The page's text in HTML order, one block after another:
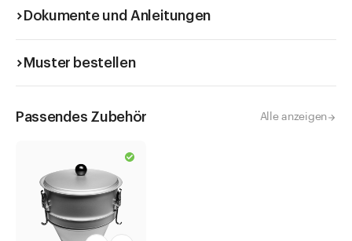
Dokumente und Anleitungen
Muster bestellen
Passendes Zubehör Alle anzeigen